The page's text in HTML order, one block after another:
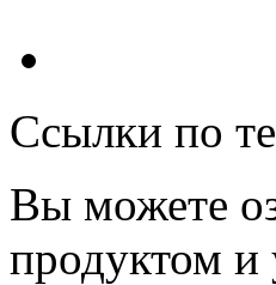
Ссылки по
Вы можете
продуктом